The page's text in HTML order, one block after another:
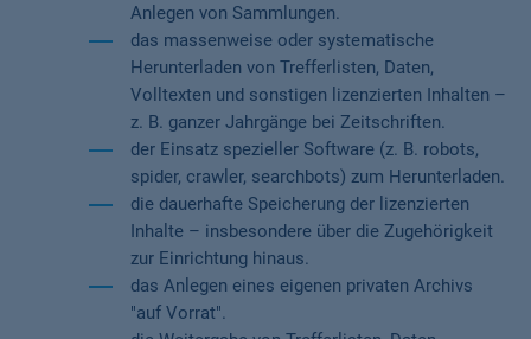
Anlegen von Sammlungen.
das massenweise oder systematische
Herunterladen von Trefferlisten, Daten,
Volltexten und sonstigen lizenzierten Inhalten –
z. B. ganzer Jahrgänge bei Zeitschriften.
der Einsatz spezieller Software (z. B. robots,
spider, crawler, searchbots) zum Herunterladen.
die dauerhafte Speicherung der lizenzierten
Inhalte – insbesondere über die Zugehörigkeit
zur Einrichtung hinaus.
das Anlegen eines eigenen privaten Archivs
"auf Vorrat".